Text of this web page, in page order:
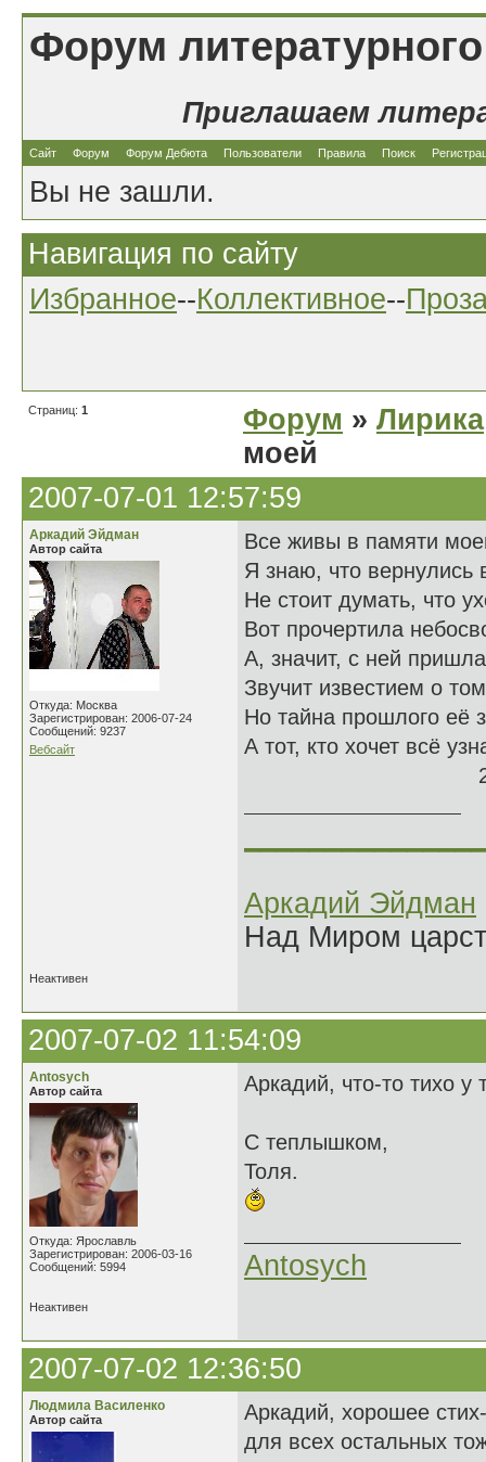
Форум
Приглашаем
Сайт Форум Форум Дебюта Пользователи Правила Поиск
Вы не зашли.
Навигация по сайту
Избранное--Коллективное--
Страниц: 1 Форум » Лирика
моей
2007-07-01 12:57:59
Аркадий Эйдман
Автор сайта
Откуда: Москва
Зарегистрирован: 2006-07-24
Сообщений: 9237
Вебсайт
Все живы в памяти
Я знаю, что вернулись
Не стоит думать, что
Вот прочертила
А, значит, с ней
Звучит известием о
Но тайна прошлого её
А тот, кто хочет всё
Аркадий Эйдман
Над Миром
Неактивен
2007-07-02 11:54:09
Antosych
Автор сайта
Откуда: Ярославль
Зарегистрирован: 2006-03-16
Сообщений: 5994
Аркадий, что-то тихо у
С теплышком,
Толя.
Antosych
Неактивен
2007-07-02 12:36:50
Людмила Василенко
Автор сайта
Аркадий, хорошее
для всех остальных